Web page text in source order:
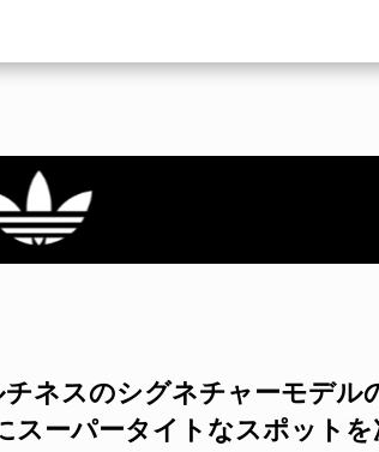
ネスのシグネチャーモデル
スーパータイトなスポットを